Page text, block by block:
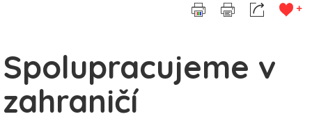
+
Spolupracujeme v
zahraničí